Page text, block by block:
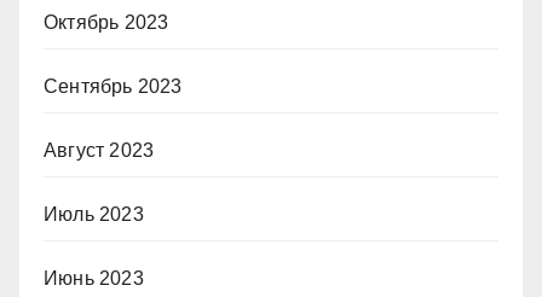
Октябрь 2023
Сентябрь 2023
Август 2023
Июль 2023
Июнь 2023